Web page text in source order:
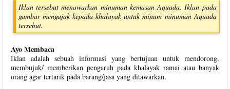
Iklan tersebut menawarkan minuman kemasan Aquada. Iklan pada
gambar mengajak kepada khalayak untuk minum minuman Aquada
tersebut.
Ayo Membaca
Iklan adalah sebuah informasi yang bertujuan untuk mendorong,
membujuk/ memberikan pengaruh pada khalayak ramai atau banyak
orang agar tertarik pada barang/jasa yang ditawarkan.